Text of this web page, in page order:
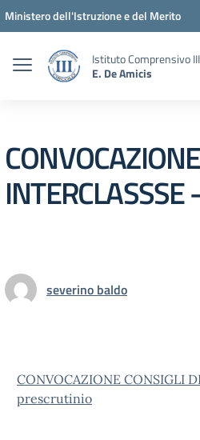
Vai ai contenuti
Vai al menu di navigazione
Vai al footer
Ministero dell'Istruzione e del Merito
Istituto Comprensivo
E. De Amicis
severino baldo
CONVOCAZIONE CONSIGLI
prescrutinio